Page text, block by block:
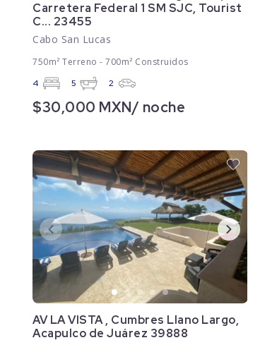
Carretera Federal 1 SM SJC, Tourist
C... 23455
Cabo San Lucas
750m² Terreno - 700m² Construidos
4 5 2
$30,000 MXN/ noche
AV LA VISTA , Cumbres Llano Largo,
Acapulco de Juárez 39888